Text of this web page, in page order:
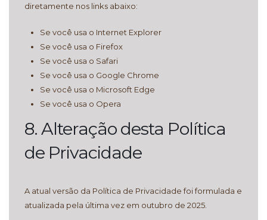
diretamente nos links abaixo:
Se você usa o Internet Explorer
Se você usa o Firefox
Se você usa o Safari
Se você usa o Google Chrome
Se você usa o Microsoft Edge
Se você usa o Opera
8. Alteração desta Política
de Privacidade
A atual versão da Política de Privacidade foi formulada e
atualizada pela última vez em outubro de 2025.